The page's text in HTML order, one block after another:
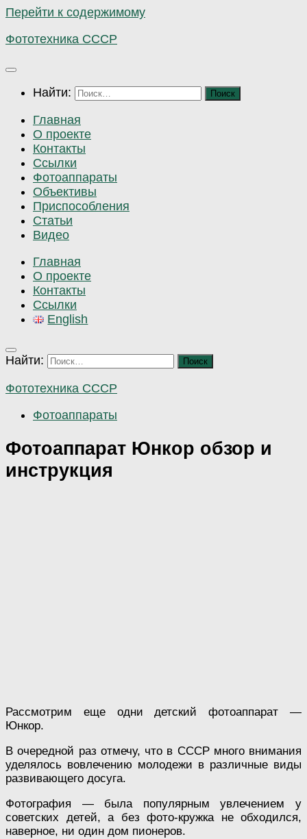
Перейти к содержимому
Фототехника СССР
Найти:
Главная
О проекте
Контакты
Ссылки
Фотоаппараты
Объективы
Приспособления
Статьи
Видео
Главная
О проекте
Контакты
Ссылки
English
Найти:
Фототехника СССР
Фотоаппараты
Фотоаппарат Юнкор обзор и
инструкция
Рассмотрим еще одни детский фотоаппарат —
Юнкор.
В очередной раз отмечу, что в СССР много внимания
уделялось вовлечению молодежи в различные виды
развивающего досуга.
Фотография — была популярным увлечением у
советских детей, а без фото-кружка не обходился,
наверное, ни один дом пионеров.